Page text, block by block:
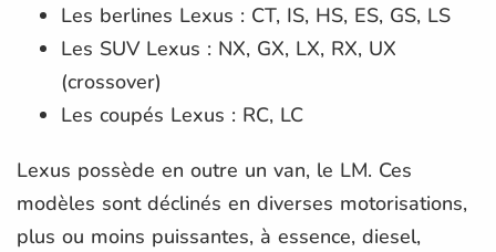
Les berlines Lexus : CT, IS, HS, ES, GS, LS
Les SUV Lexus : NX, GX, LX, RX, UX
(crossover)
Les coupés Lexus : RC, LC
Lexus possède en outre un van, le LM. Ces
modèles sont déclinés en diverses motorisations,
plus ou moins puissantes, à essence, diesel,